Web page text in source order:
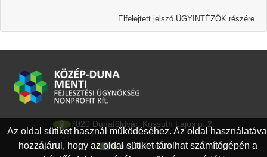
Elfelejtett jelszó ÜGYINTÉZŐK részére
7020 Dunaföldvár, Kossuth Lajos u. 2.
info@kdmfu.hu
Az oldal sütiket használ működéséhez. Az oldal
hozzájárul, hogy az oldal sütiket tárolhat számítógépén a